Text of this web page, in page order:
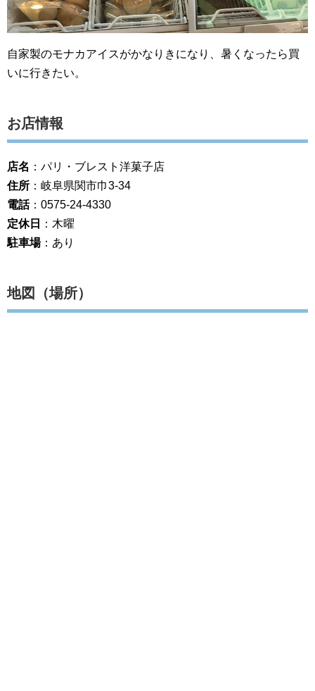
自家製のモナカアイスがかなりきになり、暑くなったら買
いに行きたい。
お店情報
店名 ：パリ・ブレスト洋菓子店
住所 ：岐阜県関市巾3-34
電話：0575-24-4330
定休日
：木曜
駐車場：あり
地図（場所）